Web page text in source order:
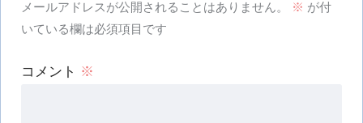
メールアドレスが公開されることはありません。 ※ が付
いている欄は必須項目です
コメント ※